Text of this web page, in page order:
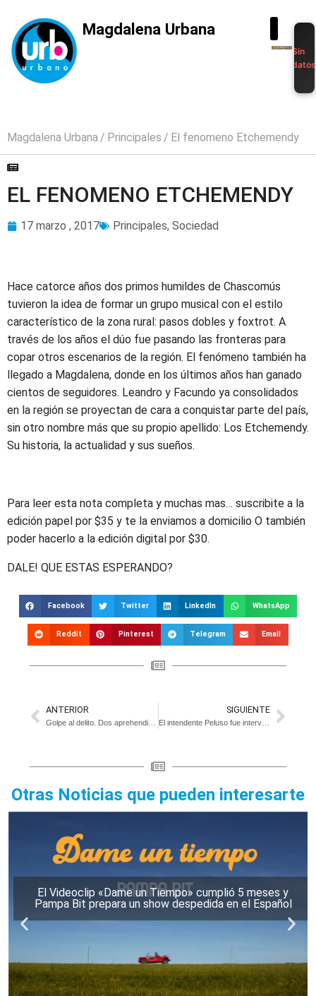
Magdalena Urbana
Sin
datos
Magdalena Urbana Principales El fenomeno Etchemendy
EL FENOMENO ETCHEMENDY
17 marzo , 2017 Principales, Sociedad
Hace catorce años dos primos humildes de Chascomús
tuvieron la idea de formar un grupo musical con el estilo
característico de la zona rural: pasos dobles y foxtrot. A
través de los años el dúo fue pasando las fronteras para
copar otros escenarios de la región. El fenómeno también ha
llegado a Magdalena, donde en los últimos años han ganado
cientos de seguidores. Leandro y Facundo ya consolidados
en la región se proyectan de cara a conquistar parte del país,
sin otro nombre más que su propio apellido: Los Etchemendy.
Su historia, la actualidad y sus sueños.
Para leer esta nota completa y muchas mas… suscribite a la
edición papel por $35 y te la enviamos a domicilio O también
poder hacerlo a la edición digital por $30.
DALE! QUE ESTAS ESPERANDO?
Facebook Twitter LinkedIn WhatsApp
Reddit Pinterest Telegram Email
ANTERIOR SIGUIENTE
El intendente Peluso fue intervenido de urgencia en La Plata
Otras Noticias que pueden interesarte
El Videoclip «Dame un Tiempo» cumplió 5 meses y
Pampa Bit prepara un show despedida en el Español